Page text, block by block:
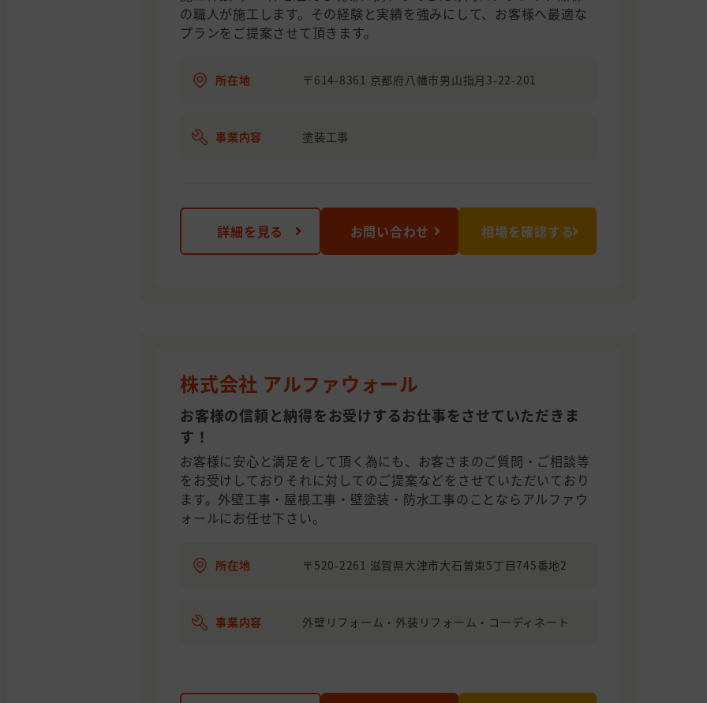
の職人が施工します。その経験と実績を強みにして、お客様へ最適な
プランをご提案させて頂きます。
所在地 〒614-8361 京都府八幡市男山指月3-22-201
事業内容 塗装工事
詳細を見る お問い合わせ 相場を確認する
株式会社 アルファウォール
お客様の信頼と納得をお受けするお仕事をさせていただきま
す！
お客様に安心と満足をして頂く為にも、お客さまのご質問・ご相談等
をお受けしておりそれに対してのご提案などをさせていただいており
ます。外壁工事・屋根工事・壁塗装・防水工事のことならアルファウ
ォールにお任せ下さい。
所在地 〒520-2261 滋賀県大津市大石曽束5丁目745番地2
事業内容 外壁リフォーム・外装リフォーム・コーディネート